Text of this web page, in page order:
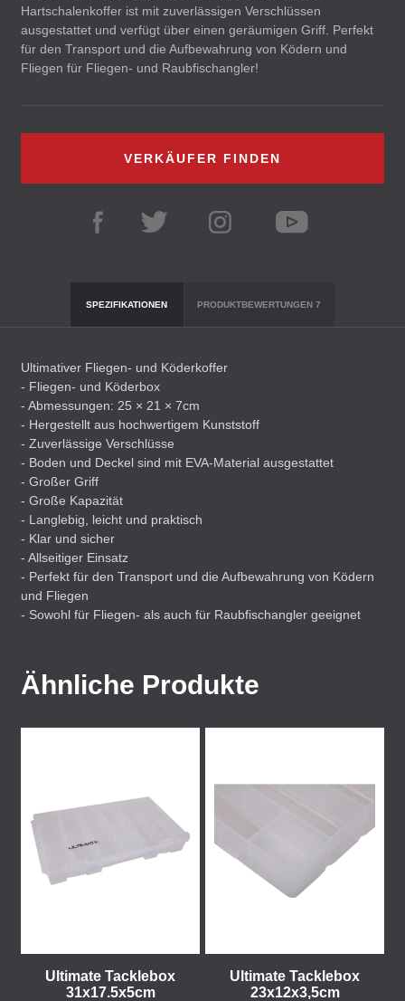
Hartschalenkoffer ist mit zuverlässigen Verschlüssen
ausgestattet und verfügt über einen geräumigen Griff. Perfekt
für den Transport und die Aufbewahrung von Ködern und
Fliegen für Fliegen- und Raubfischangler!
VERKÄUFER FINDEN
SPEZIFIKATIONEN PRODUKTBEWERTUNGEN7
Ultimativer Fliegen- und Köderkoffer
- Fliegen- und Köderbox
- Abmessungen: 25 × 21 × 7cm
- Hergestellt aus hochwertigem Kunststoff
- Zuverlässige Verschlüsse
- Boden und Deckel sind mit EVA-Material ausgestattet
- Großer Griff
- Große Kapazität
- Langlebig, leicht und praktisch
- Klar und sicher
- Allseitiger Einsatz
- Perfekt für den Transport und die Aufbewahrung von Ködern
und Fliegen
- Sowohl für Fliegen- als auch für Raubfischangler geeignet
Ähnliche Produkte
Ultimate Tacklebox
31x17.5x5cm
Ultimate Tacklebox
23x12x3,5cm